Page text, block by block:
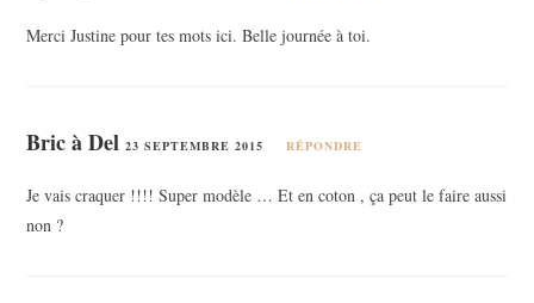
Merci Justine pour tes mots ici. Belle journée à toi.
Bric à Del 23 SEPTEMBRE 2015 RÉPONDRE
Je vais craquer !!!! Super modèle … Et en coton , ça peut le faire aussi
non ?